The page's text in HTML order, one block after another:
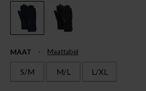
MAAT Maattabel
S/M M/L L/XL